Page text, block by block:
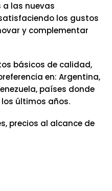
a las nuevas
los gustos
y complementar
básicos de calidad,
en: Argentina,
países donde
últimos años.
precios al alcance de